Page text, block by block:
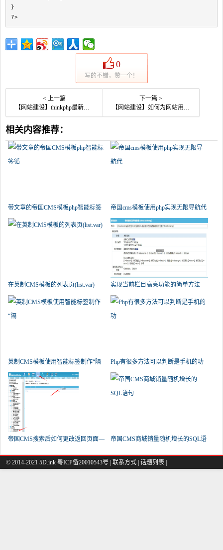
}
?>
0
写的不错，赞一个！
< 上一篇
【网站建设】thinkphp最新漏洞修复方案
下一篇 >
【网站建设】如何为网站用户建立评分体系
相关内容推荐：
带文章的帝国CMS模板php智能标签
循
帝国cms模板使用php实现无限导航代
在英制CMS模板的列表页(list.var) 实现当前栏目高亮功能的简单方法
英制CMS模板使用智能标签制作“隔 Php有很多方法可以判断是手机的功
帝国CMS搜索后如何更改返回页面—
帝国CMS商城销量随机增长的SQL语
句
© 2014-2021 5D.ink 粤ICP备20010543号 联系方式 话题列表